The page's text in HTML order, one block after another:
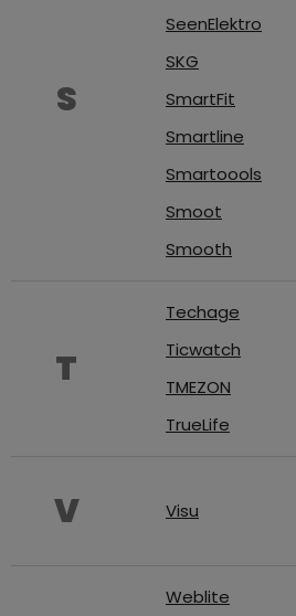
S
SeenElektro
SKG
SmartFit
Smartline
Smartoools
Smoot
Smooth
T
Techage
Ticwatch
TMEZON
TrueLife
V Visu
Weblite